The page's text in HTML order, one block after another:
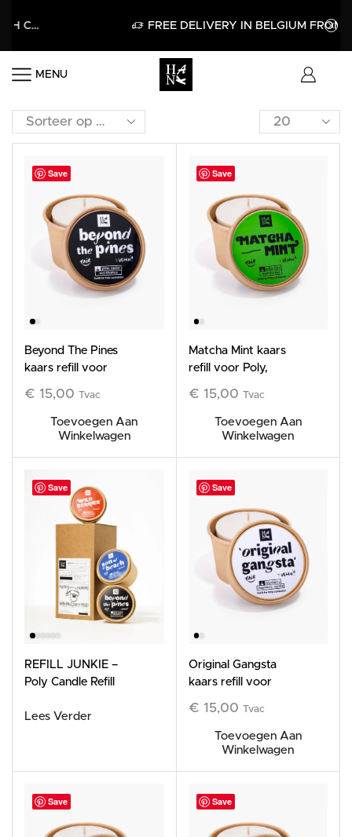
FREE DELIVERY IN BELGIUM FROM 60€
MENU
Save
Beyond The Pines
kaars refill voor
€ 15,00 Tvac
Toevoegen Aan
Winkelwagen
Save
Matcha Mint kaars
refill voor Poly,
€ 15,00 Tvac
Toevoegen Aan
Winkelwagen
Save
REFILL JUNKIE –
Poly Candle Refill
Lees Verder
Save
Original Gangsta
kaars refill voor
€ 15,00 Tvac
Toevoegen Aan
Winkelwagen
Save Save